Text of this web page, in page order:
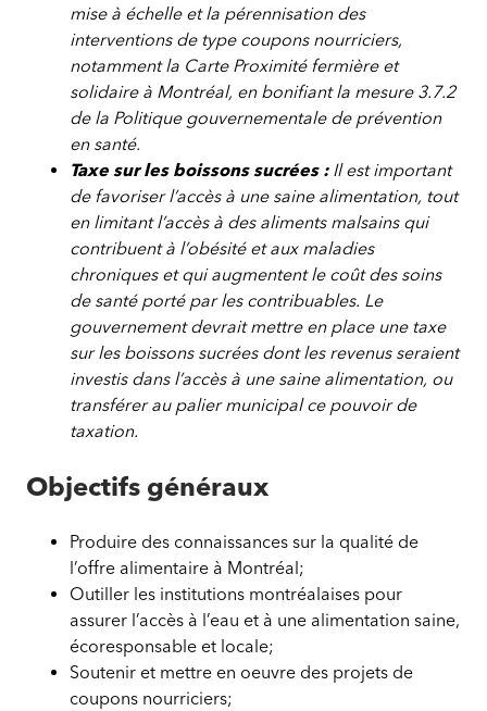
mise à échelle et la pérennisation des
interventions de type coupons nourriciers,
notamment la Carte Proximité fermière et
solidaire à Montréal, en bonifiant la mesure 3.7.2
de la Politique gouvernementale de prévention
en santé.
Taxe sur les boissons sucrées : Il est important
de favoriser l’accès à une saine alimentation, tout
en limitant l’accès à des aliments malsains qui
contribuent à l’obésité et aux maladies
chroniques et qui augmentent le coût des soins
de santé porté par les contribuables. Le
gouvernement devrait mettre en place une taxe
sur les boissons sucrées dont les revenus seraient
investis dans l’accès à une saine alimentation, ou
transférer au palier municipal ce pouvoir de
taxation.
Objectifs généraux
Produire des connaissances sur la qualité de
l’offre alimentaire à Montréal;
Outiller les institutions montréalaises pour
assurer l’accès à l’eau et à une alimentation saine,
écoresponsable et locale;
Soutenir et mettre en oeuvre des projets de
coupons nourriciers;